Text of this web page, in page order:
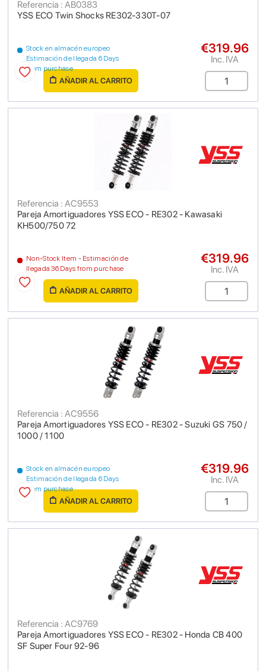
YSS ECO Twin Shocks RE302-330T-07
Referencia : AB0383
Stock en almacén europeo
Estimación de llegada 6 Days
from purchase
€319.96
Inc. IVA
AÑADIR AL CARRITO
Pareja Amortiguadores YSS ECO - RE302 - Kawasaki
KH500/750 72
Referencia : AC9553
Non-Stock Item - Estimación de
llegada 36 Days from purchase
€319.96
Inc. IVA
AÑADIR AL CARRITO
Pareja Amortiguadores YSS ECO - RE302 - Suzuki GS 750 /
1000 / 1100
Referencia : AC9556
Stock en almacén europeo
Estimación de llegada 6 Days
from purchase
€319.96
Inc. IVA
AÑADIR AL CARRITO
Pareja Amortiguadores YSS ECO - RE302 - Honda CB 400
SF Super Four 92-96
Referencia : AC9769